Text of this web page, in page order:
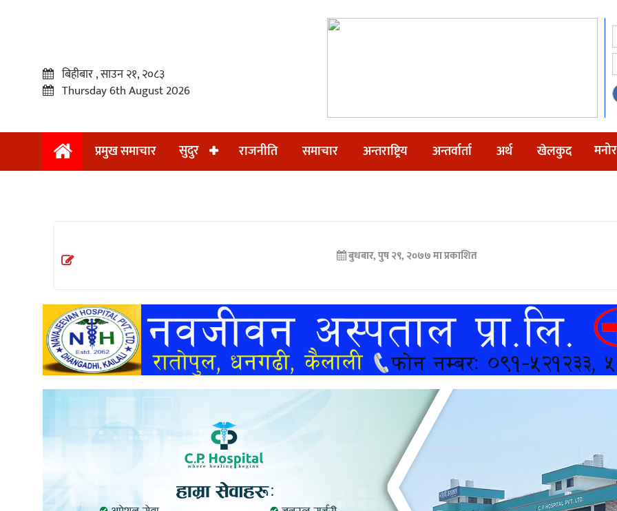
प्रमुख
अन्तराष्ट्रिय
अन्तर्वार्ता
खेलकुद
बिहीबार , साउन २१, २०८३
Thursday 6th August 2026
प्रमुख समाचार सुदुर राजनीति समाचार अन्तराष्ट्रिय अन्तर्वार्ता अर्थ खेलकुद
बुधबार, पुष २९, २०७७ मा प्रकाशित